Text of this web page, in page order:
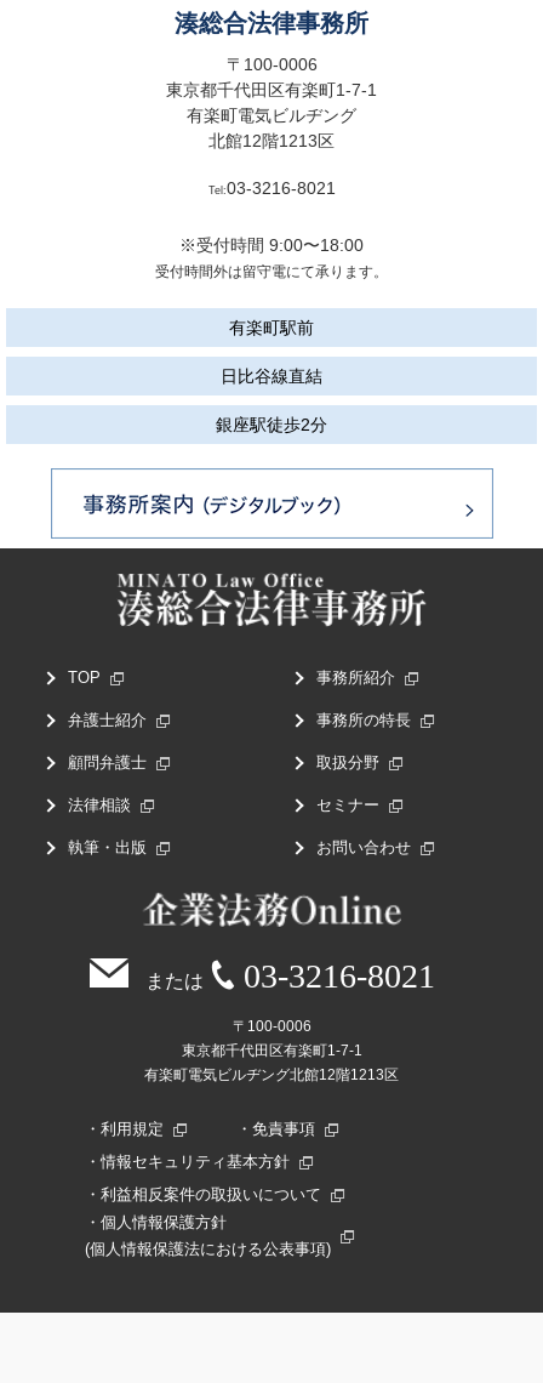
湊総合法律事務所
〒100-0006
東京都千代田区有楽町1-7-1
有楽町電気ビルヂング
北館12階1213区
Tel:03-3216-8021
※受付時間 9:00〜18:00
受付時間外は留守電にて承ります。
有楽町駅前
日比谷線直結
銀座駅徒歩2分
TOP 事務所紹介
弁護士紹介 事務所の特長
顧問弁護士 取扱分野
法律相談 セミナー
執筆・出版 お問い合わせ
または 03-3216-8021
〒100-0006
東京都千代田区有楽町1-7-1
有楽町電気ビルヂング北館12階1213区
利用規定
免責事項
情報セキュリティ基本方針
利益相反案件の取扱いについて
個人情報保護方針
(個人情報保護法における公表事項)